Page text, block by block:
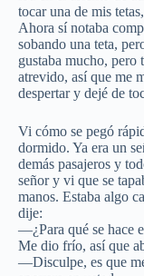
tocar una de mis
Ahora sí notaba
sobando una teta,
gustaba mucho, pero
atrevido, así que me
despertar y dejé de
Vi cómo se pegó
dormido. Ya era un
demás pasajeros y
señor y vi que se
manos. Estaba algo
dije:
—¿Para qué se hace
Me dio frío, así que
—Disculpe, es que